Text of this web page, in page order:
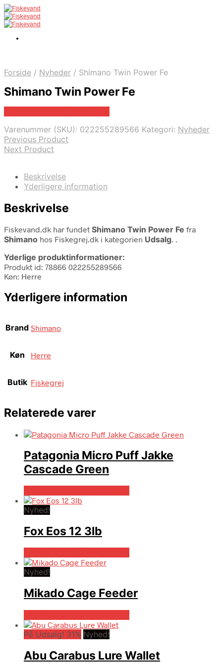
Forside / Nyheder / Shimano Twin Power Fe
Shimano Twin Power Fe
Varenummer (SKU): 022255289566 Kategori: Nyheder
Previous Product
Next Product
Beskrivelse
Yderligere information
Beskrivelse
Fiskevand.dk har fundet Shimano Twin Power Fe fra
Shimano hos Fiskegrej.dk i kategorien Udsalg. .
Yderlige produktinformationer:
Produkt id: 78866 022255289566
Køn: Herre
Yderligere information
Brand Shimano
Køn Herre
Butik Fiskegrej
Relaterede varer
Patagonia Micro Puff Jakke
Cascade Green
Nyhed!
Fox Eos 12 3lb
Nyhed!
Mikado Cage Feeder
På Udsalg! 31% Nyhed!
Abu Carabus Lure Wallet